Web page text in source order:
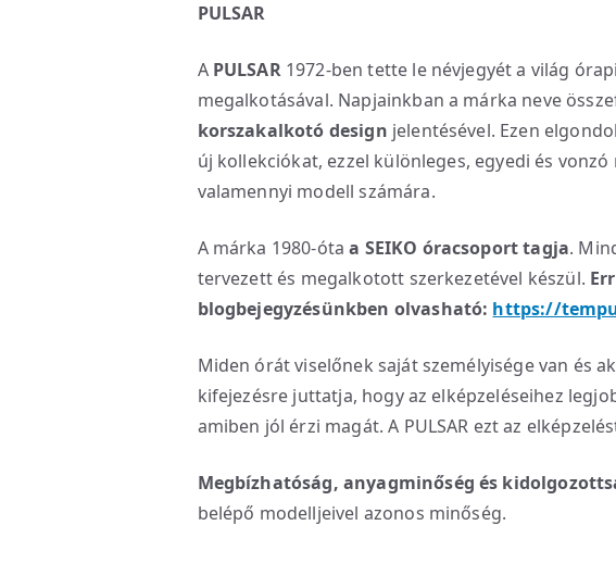
PULSAR
A PULSAR1972-ben tette le névjegyét a világ
megalkotásával. Napjainkban a márka neve
korszakalkotó design jelentésével. Ezen
új kollekciókat, ezzel különleges, egyedi és
valamennyi modell számára.
A márka 1980-ótaa SEIKO óracsoport tagja.
tervezett és megalkotott szerkezetével készül.
blogbejegyzésünkben olvasható: https://
Miden órát viselőnek saját személyisége van és
kifejezésre juttatja, hogy az elképzeléseihez
amiben jól érzi magát. A PULSAR ezt az
Megbízhatóság, anyagminőség és
belépő modelljeivel azonos minőség.